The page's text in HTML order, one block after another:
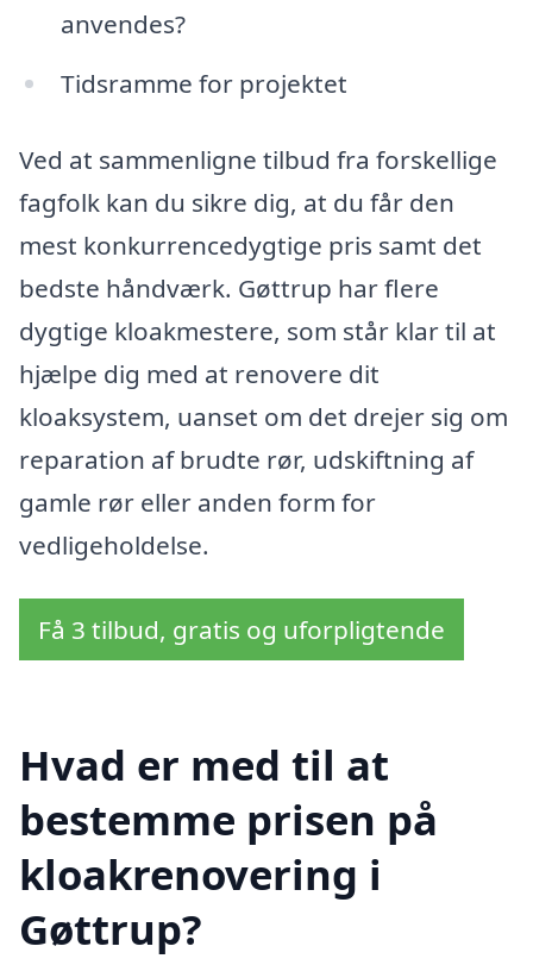
anvendes?
Tidsramme for projektet
Ved at sammenligne tilbud fra forskellige
fagfolk kan du sikre dig, at du får den
mest konkurrencedygtige pris samt det
bedste håndværk. Gøttrup har flere
dygtige kloakmestere, som står klar til at
hjælpe dig med at renovere dit
kloaksystem, uanset om det drejer sig om
reparation af brudte rør, udskiftning af
gamle rør eller anden form for
vedligeholdelse.
Få 3 tilbud, gratis og uforpligtende
Hvad er med til at
bestemme prisen på
kloakrenovering i
Gøttrup?